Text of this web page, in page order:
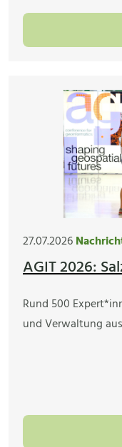
27.07.2026
AGIT 2026:
Rund 500
und Verwaltung